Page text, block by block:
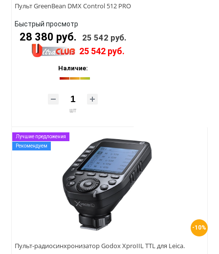
Пульт GreenBean DMX Control 512 PRO
Быстрый просмотр
28 380 руб. 25 542 руб.
25 542 руб.
Наличие:
шт
-10%
Лучшие предложения
Рекомендуем
Пульт-радиосинхронизатор Godox XproIIL TTL для Leica.